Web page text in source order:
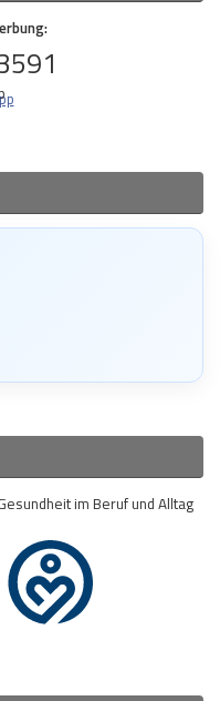
im Beruf und Alltag